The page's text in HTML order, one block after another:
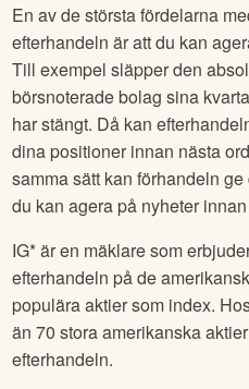
En av de största fördelarna
efterhandeln är att du kan
Till exempel släpper den
börsnoterade bolag sina
har stängt. Då kan
dina positioner innan nästa
samma sätt kan förhandeln
du kan agera på nyheter
IG* är en mäklare som
efterhandeln på de
populära aktier som index.
än 70 stora amerikanska
efterhandeln.